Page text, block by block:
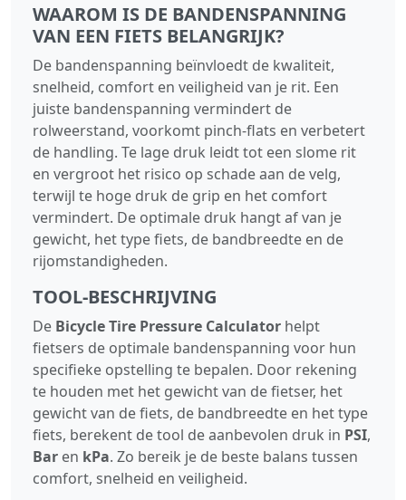
WAAROM IS DE BANDENSPANNING
VAN EEN FIETS BELANGRIJK?
De bandenspanning beïnvloedt de kwaliteit,
snelheid, comfort en veiligheid van je rit. Een
juiste bandenspanning vermindert de
rolweerstand, voorkomt pinch‑flats en verbetert
de handling. Te lage druk leidt tot een slome rit
en vergroot het risico op schade aan de velg,
terwijl te hoge druk de grip en het comfort
vermindert. De optimale druk hangt af van je
gewicht, het type fiets, de bandbreedte en de
rijomstandigheden.
TOOL‑BESCHRIJVING
De Bicycle Tire Pressure Calculator helpt
fietsers de optimale bandenspanning voor hun
specifieke opstelling te bepalen. Door rekening
te houden met het gewicht van de fietser, het
gewicht van de fiets, de bandbreedte en het type
fiets, berekent de tool de aanbevolen druk in PSI,
Bar en kPa. Zo bereik je de beste balans tussen
comfort, snelheid en veiligheid.